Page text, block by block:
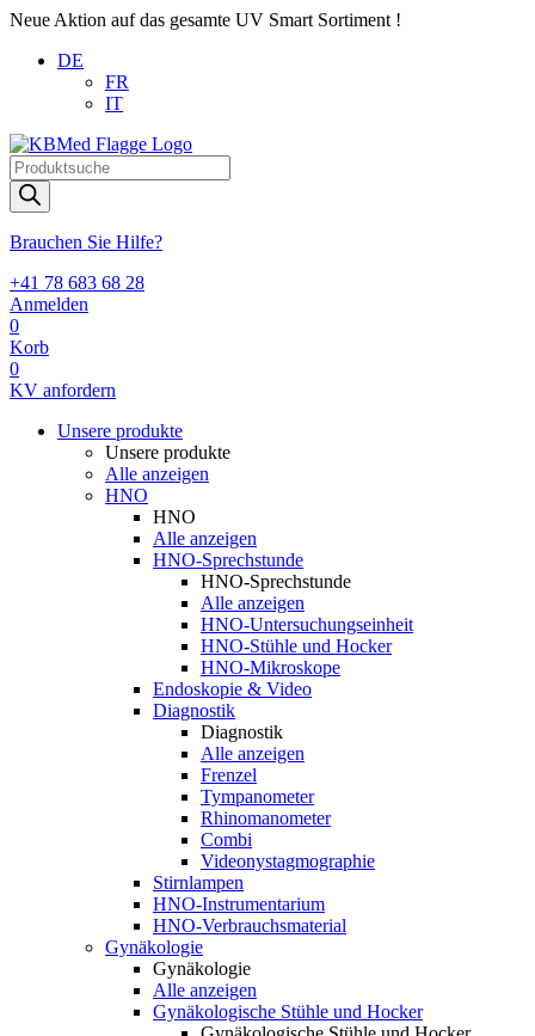
Neue Aktion auf das gesamte UV Smart Sortiment !
DE
FR
IT
Products
search
Brauchen Sie Hilfe?
+41 78 683 68 28
Anmelden
0
Korb
0
KV anfordern
Unsere produkte
Unsere produkte
Alle anzeigen
HNO
HNO
Alle anzeigen
HNO-Sprechstunde
HNO-Sprechstunde
Alle anzeigen
HNO-Untersuchungseinheit
HNO-Stühle und Hocker
HNO-Mikroskope
Endoskopie & Video
Diagnostik
Diagnostik
Alle anzeigen
Frenzel
Tympanometer
Rhinomanometer
Combi
Videonystagmographie
Stirnlampen
HNO-Instrumentarium
HNO-Verbrauchsmaterial
Gynäkologie
Gynäkologie
Alle anzeigen
Gynäkologische Stühle und Hocker